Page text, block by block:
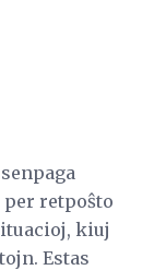
retpoŝto
kiuj
Estas